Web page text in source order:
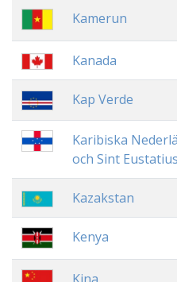
Kamerun
Kanada
Kap Verde
Karibiska
och Sint
Kazakstan
Kenya